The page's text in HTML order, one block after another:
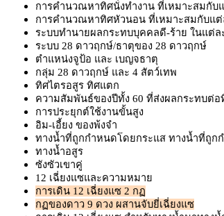
การคำนวณหาทิศนั่งทำงาน ที่เหมาะสมกับ
การคำนวณหาทิศหัวนอน ที่เหมาะสมกับแ
ระบบทำนายผลกระทบบุคคลดี-ร้าย ในแต่ล
ระบบ 28 ดาวฤกษ์/ธาตุของ 28 ดาวฤกษ์
ตำแหน่งจูป้อ และ เบญจธาตุ
กลุ่ม 28 ดาวฤกษ์ และ 4 สัตว์เทพ
ทิศไตรอสูร ทิศแตก
ความสัมพันธ์ของปีทั้ง 60 ที่ส่งผลกระทบต่อ
การประยุกต์ใช้งานขั้นสูง
อิม-เอี้ยง ของพ้งจำ
ทางน้ำที่ถูกกำหนดโดยกระแส ทางน้ำที่ถูก
ทางน้ำอสูร
ซังซัวเขาคู่
12 เฉี่ยงแซและความหมาย
การเดิน 12 เฉี่ยงแซ 2 กฏ
กฏของดาว 9 ดวง ผสานจับยี่เฉี่ยงแซ